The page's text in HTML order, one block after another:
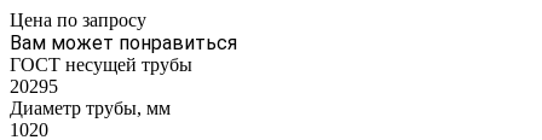
Цена по запросу
Вам может понравиться
ГОСТ несущей трубы
20295
Диаметр трубы, мм
1020